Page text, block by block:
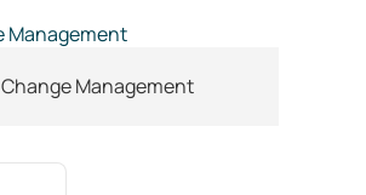
Change Management